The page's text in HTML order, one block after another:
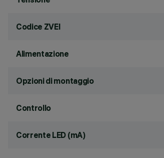
Codice ZVEI
Alimentazione
Opzioni di montaggio
Controllo
Corrente LED (mA)